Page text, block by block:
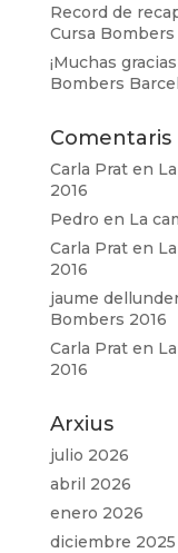
Record de
Cursa
¡Muchas
Bombers
Carla Praten
2016
Pedro en La
Carla Praten
2016
jaume
Bombers 2016
Carla Praten
2016
Arxius
julio 2026
abril 2026
enero 2026
diciembre 2025